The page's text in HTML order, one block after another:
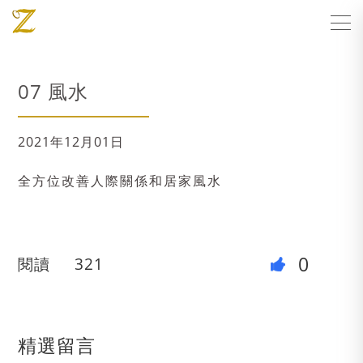
07 風水
2021年12月01日
全方位改善人際關係和居家風水
閱讀 321 0
精選留言